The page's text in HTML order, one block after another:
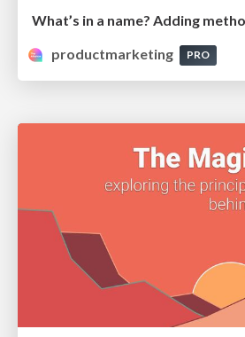
What’s in a name? Adding
productmarketing
PRO